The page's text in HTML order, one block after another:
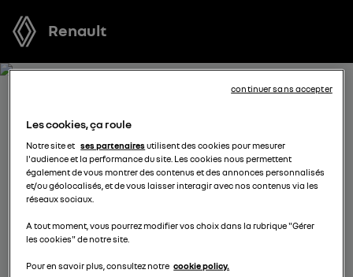
Renault
RECEVEZ GRATUITEMENT
VOTRE OFFRE POUR ESPACE
FULL HYBRID E-TECH
proposer l’offre la plus avantageuse, des solutions de
conseiller dans votre projet d’achat.
Les cookies, ça roule
Notre site et ses partenairesutilisent des cookies pour mesurer
l'audience et la performance du site. Les cookies nous permettent
également de vous montrer des contenus et des annonces personnalisés
et/ou géolocalisés, et de vous laisser interagir avec nos contenus via les
réseaux sociaux.
A tout moment, vous pourrez modifier vos choix dans la rubrique "Gérer
les cookies" de notre site.
Pour en savoir plus, consultez notre cookie policy.
continuer sans accepter